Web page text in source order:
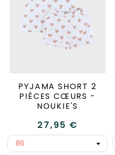
PYJAMA SHORT 2
PIÈCES CŒURS -
NOUKIE'S
27,95 €